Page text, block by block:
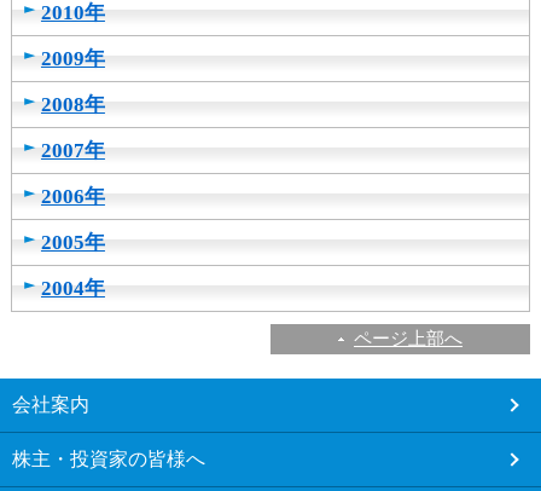
2010年
2009年
2008年
2007年
2006年
2005年
2004年
ページ上部へ
こ
ら
会社案内
株主・投資家の皆様へ